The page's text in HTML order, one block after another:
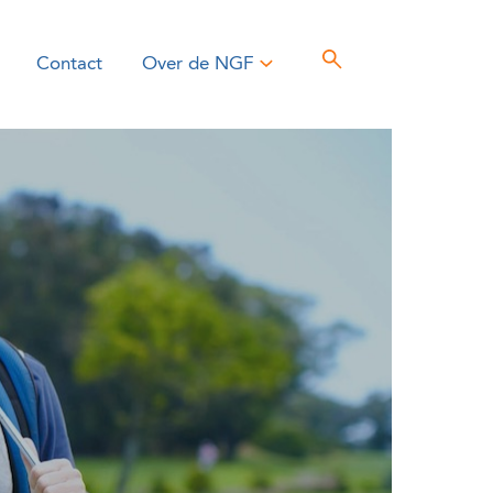
Contact Over de NGF